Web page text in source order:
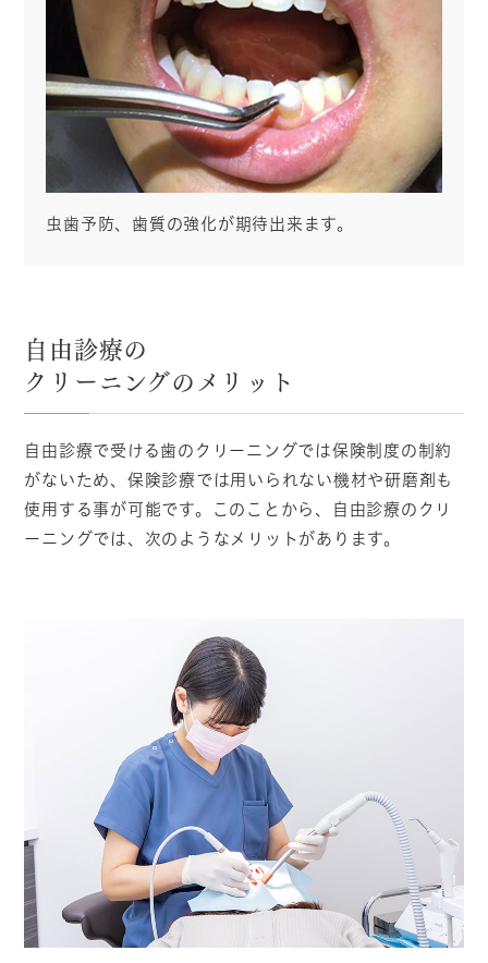
虫歯予防、歯質の強化が期待出来ます。
自由診療の
クリーニングのメリット
自由診療で受ける歯のクリーニングでは保険制度の制約
がないため、保険診療では用いられない機材や研磨剤も
使用する事が可能です。このことから、自由診療のクリ
ーニングでは、次のようなメリットがあります。